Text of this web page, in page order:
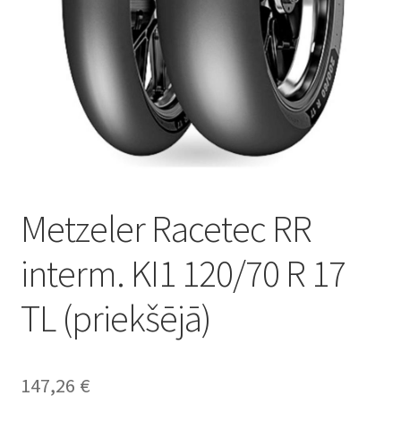
Metzeler Racetec RR
interm. KI1 120/70 R 17
TL (priekšējā)
147,26 €